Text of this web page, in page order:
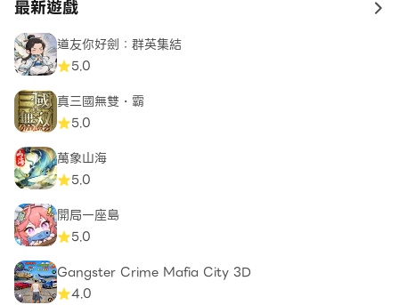
最新遊戲 to
道友你好劍：群英集結
5.0
真三國無雙・霸
5.0
萬象山海
5.0
開局一座島
5.0
Gangster Crime Mafia City 3D
4.0